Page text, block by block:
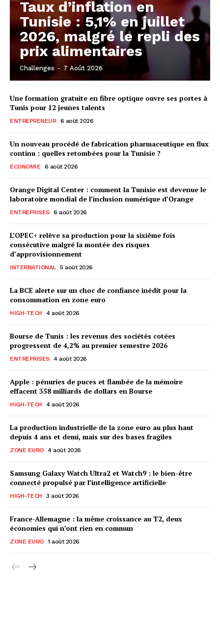
Taux d’inflation en
Tunisie : 5,1% en juillet
2026, malgré le repli des
prix alimentaires
Challenges - 7 Août 2026
Une formation gratuite en fibre optique ouvre ses portes à
Tunis pour 12 jeunes talents
ENTREPRENEUR 6 août 2026
Un nouveau procédé de fabrication pharmaceutique en flux
continu : quelles retombées pour la Tunisie ?
ECONOMIE 6 août 2026
Orange Digital Center : comment la Tunisie est devenue le
laboratoire mondial de l’inclusion numérique d’Orange
ENTREPRISES 6 août 2026
L’OPEC+ relève sa production pour la sixième fois
consécutive malgré la montée des risques
d’approvisionnement
INTERNATIONAL 5 août 2026
La BCE alerte sur un choc de confiance inédit pour la
consommation en zone euro
HIGH-TECH 4 août 2026
Bourse de Tunis : les revenus des sociétés cotées
progressent de 4,2% au premier semestre 2026
ENTREPRISES 4 août 2026
Apple : pénuries de puces et flambée de la mémoire
effacent 358 milliards de dollars en Bourse
HIGH-TECH 4 août 2026
La production industrielle de la zone euro au plus haut
depuis 4 ans et demi, mais sur des bases fragiles
ZONE EURO 4 août 2026
Samsung Galaxy Watch Ultra2 et Watch9 : le bien-être
connecté propulsé par l’intelligence artificielle
HIGH-TECH 3 août 2026
France-Allemagne : la même croissance au T2, deux
économies qui n’ont rien en commun
ZONE EURO 1 août 2026